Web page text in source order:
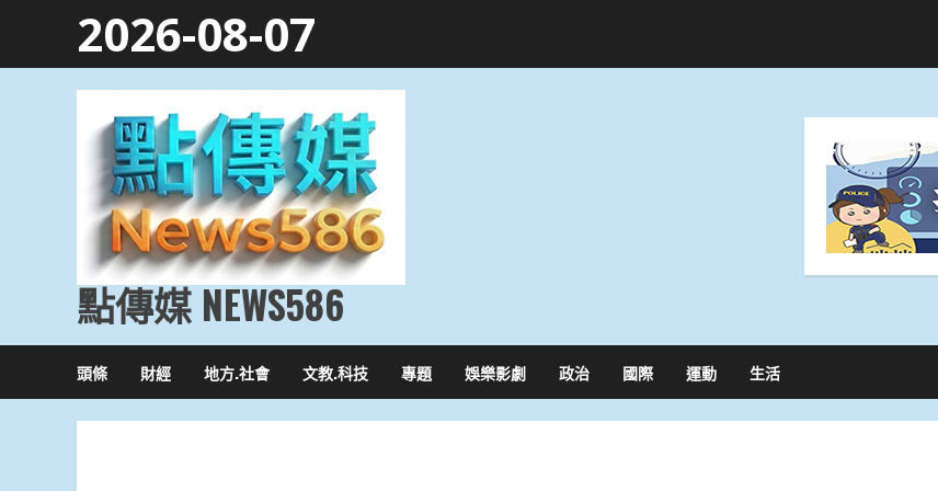
2026-08-07
點傳媒 NEWS586
頭條 財經 地方.社會 文教.科技 專題 娛樂影劇 政治 國際 運動 生活